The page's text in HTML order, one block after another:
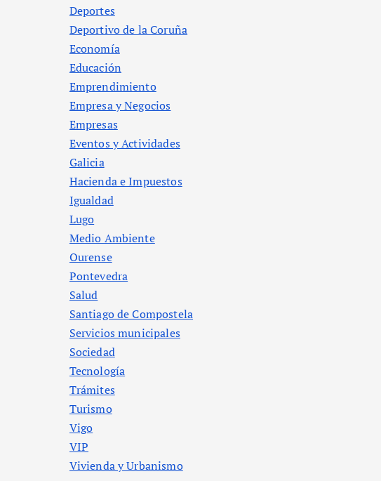
Deportes
Deportivo de la Coruña
Economía
Educación
Emprendimiento
Empresa y Negocios
Empresas
Eventos y Actividades
Galicia
Hacienda e Impuestos
Igualdad
Lugo
Medio Ambiente
Ourense
Pontevedra
Salud
Santiago de Compostela
Servicios municipales
Sociedad
Tecnología
Trámites
Turismo
Vigo
VIP
Vivienda y Urbanismo